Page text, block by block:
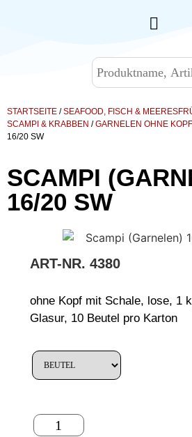
STARTSEITE /SEAFOOD, FISCH &
SCAMPI & KRABBEN /GARNELEN OHNE KOPF
16/20 SW
SCAMPI
16/20 SW
ART-NR. 4380
ohne Kopf mit Schale, lose, 1
Glasur, 10 Beutel pro Karton